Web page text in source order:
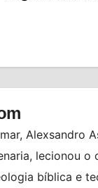
Alexsandro
lecionou
bíblica e